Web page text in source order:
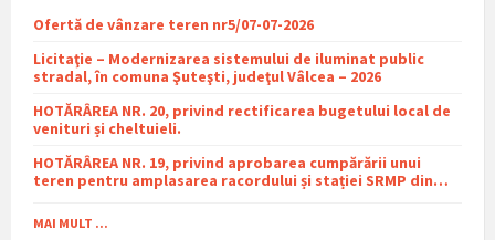
Ofertă de vânzare teren nr5/07-07-2026
Licitaţie – Modernizarea sistemului de iluminat public
stradal, în comuna Şuteşti, judeţul Vâlcea – 2026
HOTĂRÂREA NR. 20, privind rectificarea bugetului local de
venituri și cheltuieli.
HOTĂRÂREA NR. 19, privind aprobarea cumpărării unui
teren pentru amplasarea racordului și stației SRMP din
comuna Sutești.
MAI MULT ...